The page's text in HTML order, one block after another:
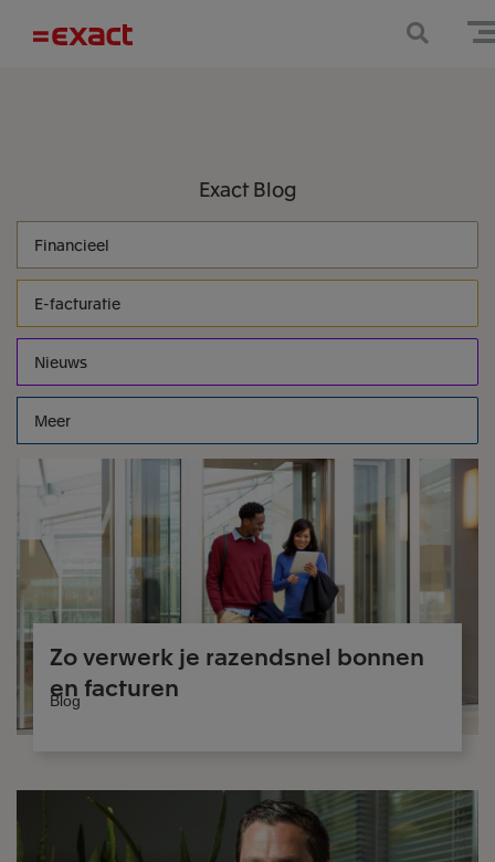
ExactBlog
Financieel
E-facturatie
Nieuws
Meer
Zo verwerk je razendsnel bonnen
en facturen
Blog